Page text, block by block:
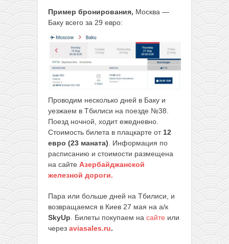
Пример бронирования, Москва —
Баку всего за 29 евро:
Проводим несколько дней в Баку и
уезжаем в Тбилиси на поезде №38.
Поезд ночной, ходит ежедневно.
Стоимость билета в плацкарте от12
евро (23 маната) . Информация по
расписанию и стоимости размещена
на сайте Азербайджанской
железной дороги.
Пара или больше дней на Тбилиси, и
возвращаемся в Киев 27 мая на а/к
SkyUp . Билеты покупаем на сайте или
через aviasales.ru.